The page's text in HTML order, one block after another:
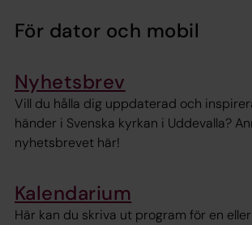
För dator och mobil
Nyhetsbrev
Vill du hålla dig uppdaterad och
händer i Svenska kyrkan i Uddevalla?
nyhetsbrevet här!
Kalendarium
Här kan du skriva ut program för en